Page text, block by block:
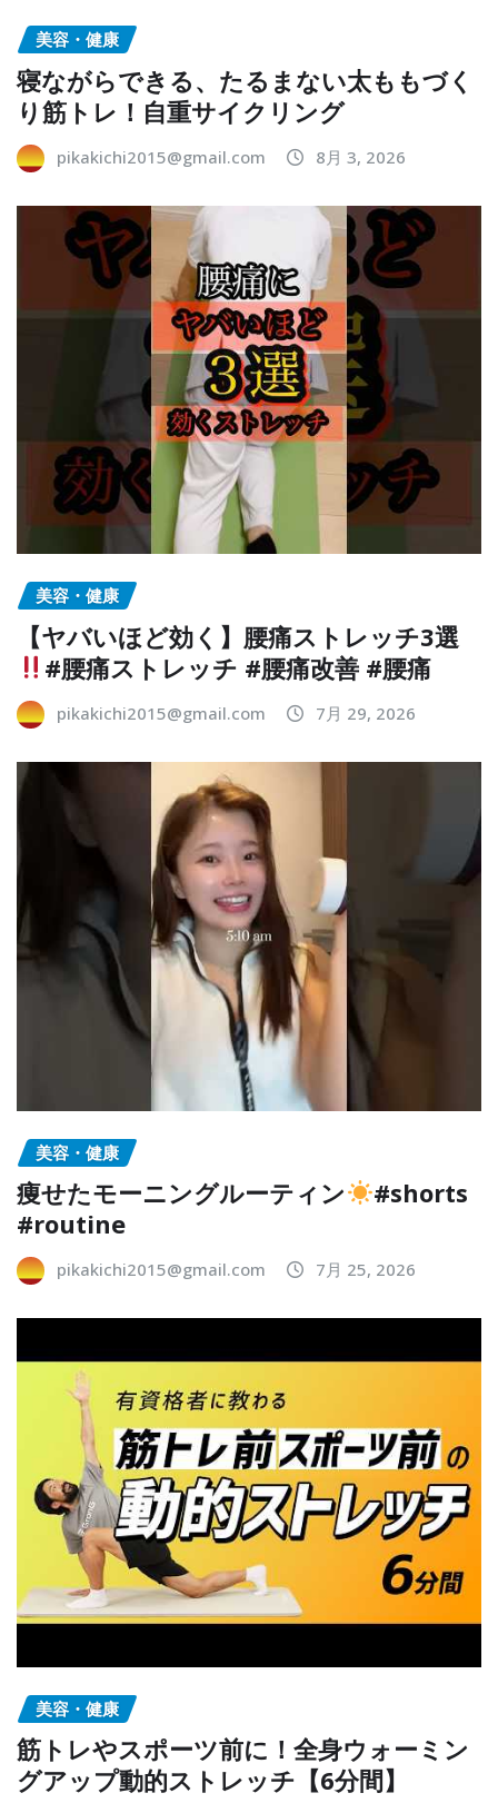
美容・健康
寝ながらできる、たるまない太ももづく
り筋トレ！自重サイクリング
pikakichi2015@gmail.com 8月 3, 2026
美容・健康
【ヤバいほど効く】腰痛ストレッチ3選
#腰痛ストレッチ #腰痛改善 #腰痛
pikakichi2015@gmail.com 7月 29, 2026
美容・健康
痩せたモーニングルーティン
#shorts
#routine
pikakichi2015@gmail.com 7月 25, 2026
美容・健康
筋トレやスポーツ前に！全身ウォーミン
グアップ動的ストレッチ【6分間】